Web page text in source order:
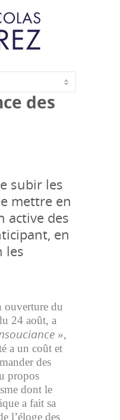
des
subir les
mettre en
active des
en
les
ouverture du
24 août, a
»,
a un coût et
des
propos
dont le
a fait sa
l’éloge des